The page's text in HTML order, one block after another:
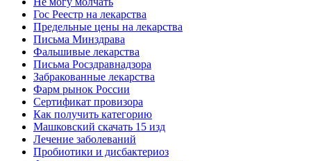
Гос Реестр на лекарства
Предельные цены на лекарства
Письма Минздрава
Фальшивые лекарства
Письма Росздравнадзора
Забракованные лекарства
Фарм рынок России
Сертификат провизора
Как получить категорию
Машковский скачать 15 изд
Лечение заболеваний
Пробиотики и дисбактериоз